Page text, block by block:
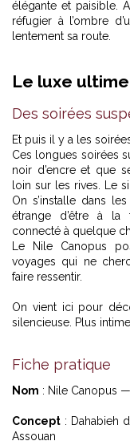
élégante et paisible.
réfugier à l’ombre
lentement sa route.
Le luxe
Des soirées
Et puis il y a les
Ces longues soirées
noir d’encre et que
loin sur les rives. Le
On s’installe dans
étrange d’être à
connecté à quelque
Le Nile Canopus
voyages qui ne
faire ressentir.
On vient ici pour
silencieuse. Plus intime.
Fiche pratique
Nom : Nile Canopus
Concept : Dahabieh
Assouan